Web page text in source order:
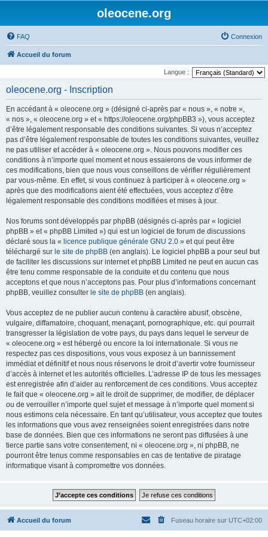
oleocene.org
FAQ Connexion
Accueil du forum
Langue :
oleocene.org - Inscription
En accédant à « oleocene.org » (désigné ci-après par « nous », « notre »,
« nos », « oleocene.org » et « https://oleocene.org/phpBB3 »), vous acceptez
d’être légalement responsable des conditions suivantes. Si vous n’acceptez
pas d’être légalement responsable de toutes les conditions suivantes, veuillez
ne pas utiliser et accéder à « oleocene.org ». Nous pouvons modifier ces
conditions à n’importe quel moment et nous essaierons de vous informer de
ces modifications, bien que nous vous conseillons de vérifier régulièrement
par vous-même. En effet, si vous continuez à participer à « oleocene.org »
après que des modifications aient été effectuées, vous acceptez d’être
légalement responsable des conditions modifiées et mises à jour.
Nos forums sont développés par phpBB (désignés ci-après par « logiciel
phpBB » et « phpBB Limited ») qui est un logiciel de forum de discussions
déclaré sous la « licence publique générale GNU 2.0 » et qui peut être
téléchargé sur le site de phpBB (en anglais). Le logiciel phpBB a pour seul but
de faciliter les discussions sur internet et phpBB Limited ne peut en aucun cas
être tenu comme responsable de la conduite et du contenu que nous
acceptons et que nous n’acceptons pas. Pour plus d’informations concernant
phpBB, veuillez consulter le site de phpBB (en anglais).
Vous acceptez de ne publier aucun contenu à caractère abusif, obscène,
vulgaire, diffamatoire, choquant, menaçant, pornographique, etc. qui pourrait
transgresser la législation de votre pays, du pays dans lequel le serveur de
« oleocene.org » est hébergé ou encore la loi internationale. Si vous ne
respectez pas ces dispositions, vous vous exposez à un bannissement
immédiat et définitif et nous nous réservons le droit d’avertir votre fournisseur
d’accès à internet et les autorités officielles. L’adresse IP de tous les messages
est enregistrée afin d’aider au renforcement de ces conditions. Vous acceptez
le fait que « oleocene.org » ait le droit de supprimer, de modifier, de déplacer
ou de verrouiller n’importe quel sujet et message à n’importe quel moment si
nous estimons cela nécessaire. En tant qu’utilisateur, vous acceptez que toutes
les informations que vous avez renseignées soient enregistrées dans notre
base de données. Bien que ces informations ne seront pas diffusées à une
tierce partie sans votre consentement, ni « oleocene.org », ni phpBB, ne
pourront être tenus comme responsables en cas de tentative de piratage
informatique visant à compromettre vos données.
Accueil du forum Fuseau horaire sur UTC+02:00